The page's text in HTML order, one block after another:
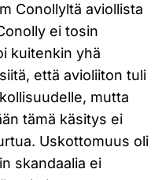
Conollyltä aviollista
ei tosin
kuitenkin yhä
että avioliiton tuli
mutta
tämä käsitys ei
Uskottomuus oli
skandaalia ei